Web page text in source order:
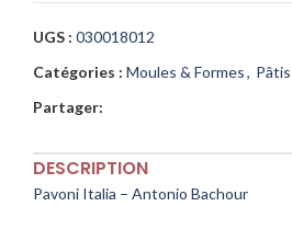
UGS : 030018012
Catégories : Moules & Formes,
Partager:
DESCRIPTION
Pavoni Italia – Antonio Bachour